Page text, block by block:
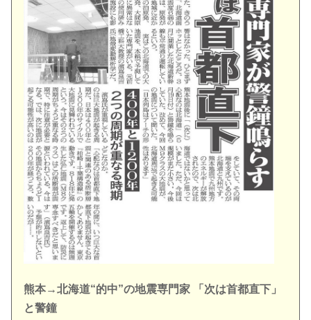
熊本→北海道“的中”の地震専門家 「次は首都直下」
と警鐘